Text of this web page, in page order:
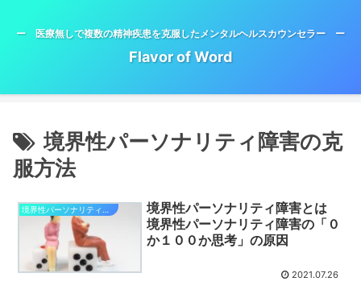
ー 医療無しで複数の精神疾患を克服したメンタルヘルスカウンセラー ー
Flavor of Word
境界性パーソナリティ障害の克
服方法
境界性パーソナリティ障害とは
境界性パーソナリティ障害の「０
か１００か思考」の原因
2021.07.26